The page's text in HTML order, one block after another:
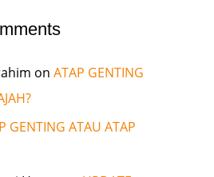
on ATAP GENTING
GENTING ATAU ATAP